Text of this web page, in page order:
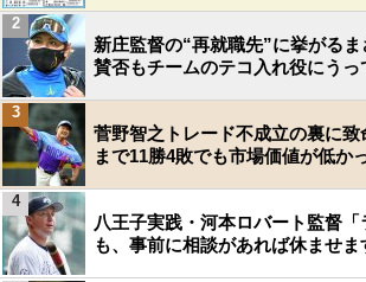
新庄監督の“再就職先”に挙がる
賛否もチームのテコ入れ役にうっ
2
菅野智之トレード不成立の裏に
まで11勝4敗でも市場価値が低か
3
八王子実践・河本ロバート監督
も、事前に相談があれば休ませま
4